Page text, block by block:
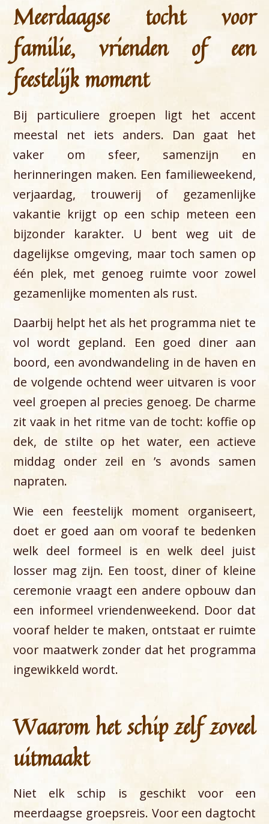
Meerdaagse tocht voor
familie, vrienden of een
feestelijk moment
Bij particuliere groepen ligt het accent
meestal net iets anders. Dan gaat het
vaker om sfeer, samenzijn en
herinneringen maken. Een familieweekend,
verjaardag, trouwerij of gezamenlijke
vakantie krijgt op een schip meteen een
bijzonder karakter. U bent weg uit de
dagelijkse omgeving, maar toch samen op
één plek, met genoeg ruimte voor zowel
gezamenlijke momenten als rust.
Daarbij helpt het als het programma niet te
vol wordt gepland. Een goed diner aan
boord, een avondwandeling in de haven en
de volgende ochtend weer uitvaren is voor
veel groepen al precies genoeg. De charme
zit vaak in het ritme van de tocht: koffie op
dek, de stilte op het water, een actieve
middag onder zeil en ’s avonds samen
napraten.
Wie een feestelijk moment organiseert,
doet er goed aan om vooraf te bedenken
welk deel formeel is en welk deel juist
losser mag zijn. Een toost, diner of kleine
ceremonie vraagt een andere opbouw dan
een informeel vriendenweekend. Door dat
vooraf helder te maken, ontstaat er ruimte
voor maatwerk zonder dat het programma
ingewikkeld wordt.
Waarom het schip zelf zoveel
uitmaakt
Niet elk schip is geschikt voor een
meerdaagse groepsreis. Voor een dagtocht